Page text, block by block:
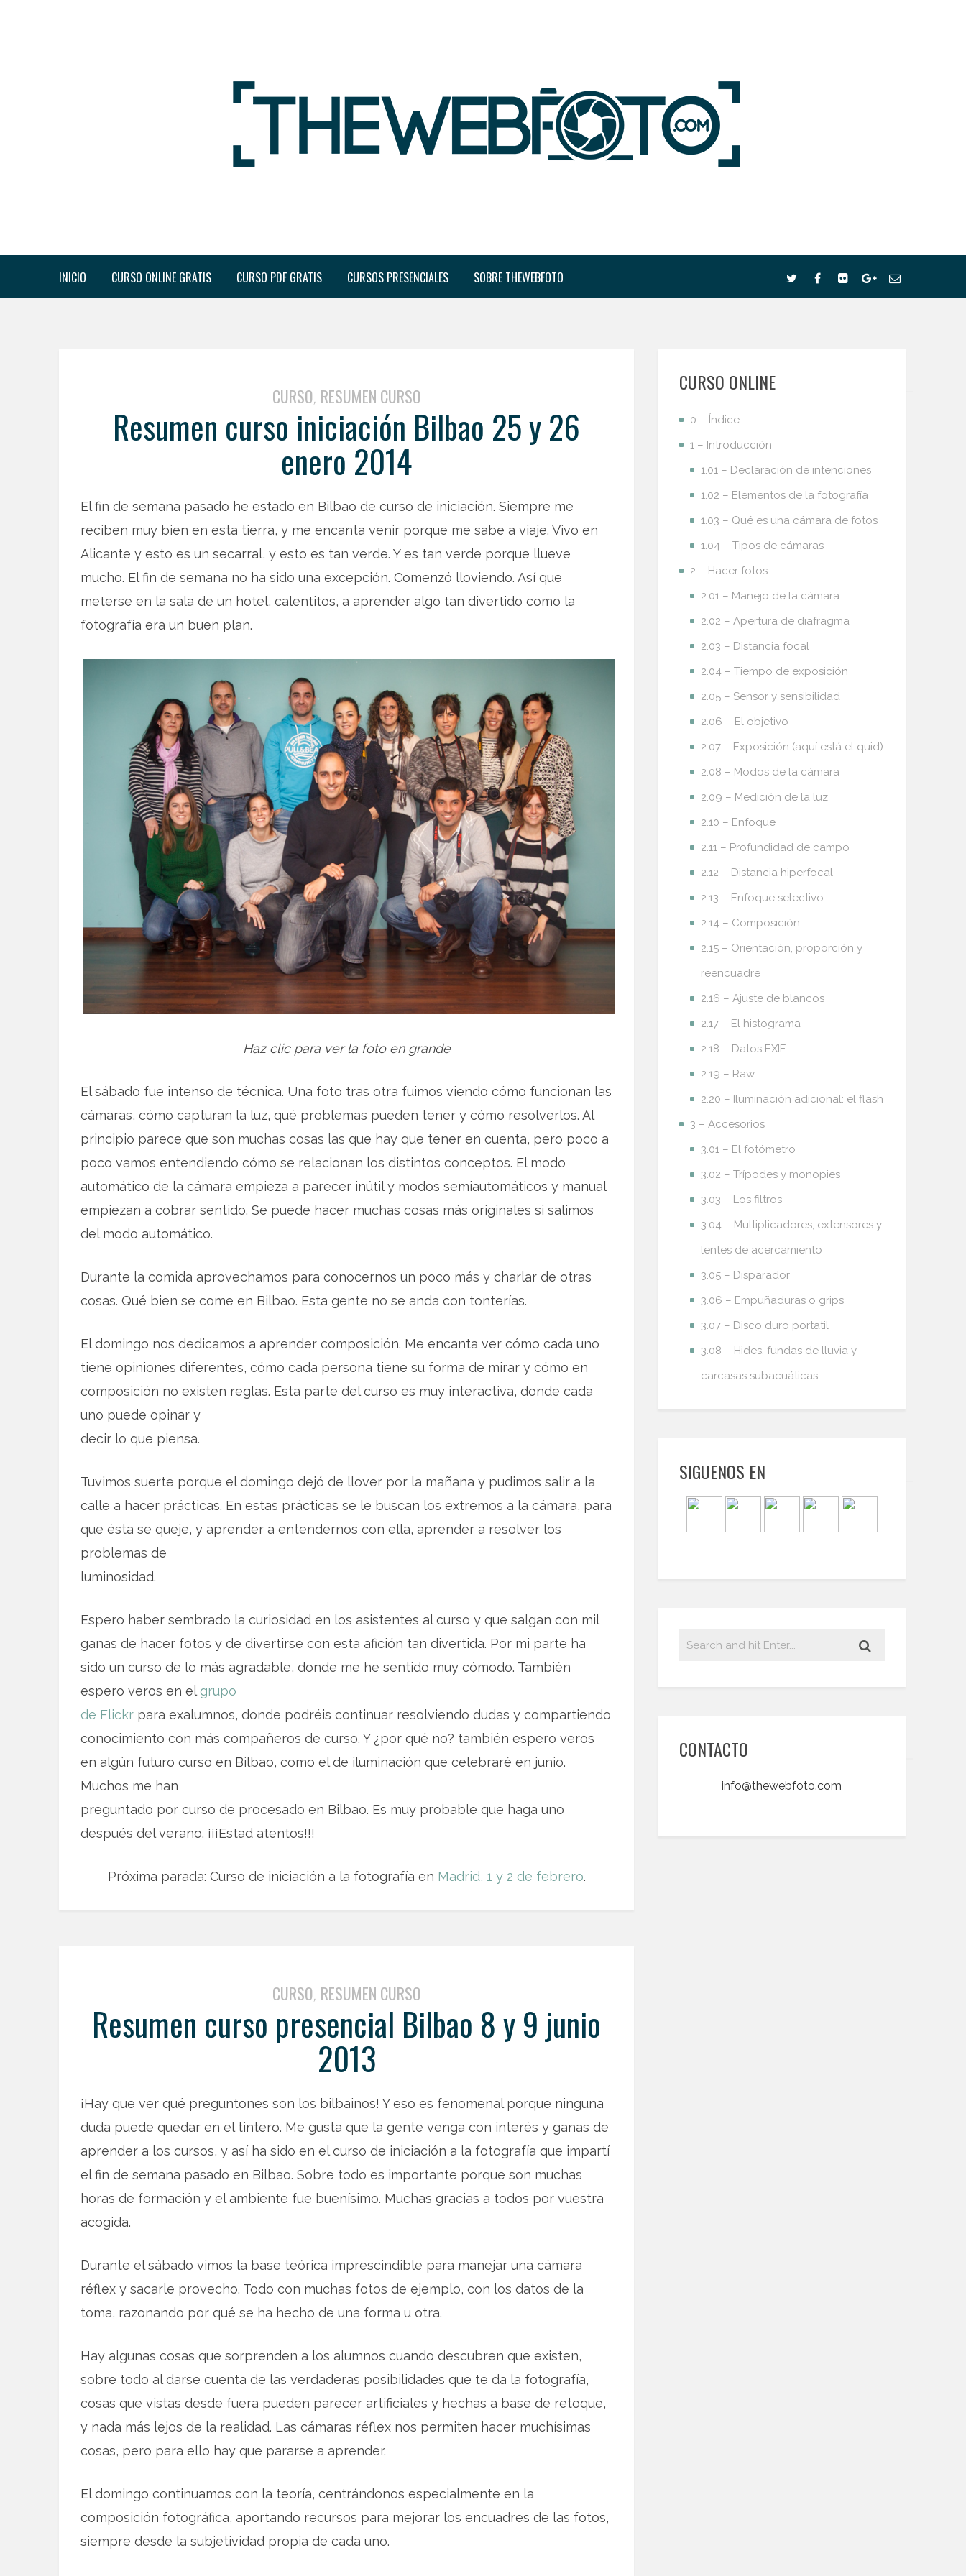
INICIO CURSO ONLINE GRATIS CURSO PDF GRATIS CURSOS PRESENCIALES SOBRE THEWEBFOTO
CURSO, RESUMEN CURSO
Resumen curso iniciación Bilbao 25 y 26
enero 2014
El fin de semana pasado he estado en Bilbao de curso de iniciación. Siempre me
reciben muy bien en esta tierra, y me encanta venir porque me sabe a viaje. Vivo en
Alicante y esto es un secarral, y esto es tan verde. Y es tan verde porque llueve
mucho. El fin de semana no ha sido una excepción. Comenzó lloviendo. Así que
meterse en la sala de un hotel, calentitos, a aprender algo tan divertido como la
fotografía era un buen plan.
Haz clic para ver la foto en grande
El sábado fue intenso de técnica. Una foto tras otra fuimos viendo cómo funcionan las
cámaras, cómo capturan la luz, qué problemas pueden tener y cómo resolverlos. Al
principio parece que son muchas cosas las que hay que tener en cuenta, pero poco a
poco vamos entendiendo cómo se relacionan los distintos conceptos. El modo
automático de la cámara empieza a parecer inútil y modos semiautomáticos y manual
empiezan a cobrar sentido. Se puede hacer muchas cosas más originales si salimos
del modo automático.
Durante la comida aprovechamos para conocernos un poco más y charlar de otras
cosas. Qué bien se come en Bilbao. Esta gente no se anda con tonterías.
El domingo nos dedicamos a aprender composición. Me encanta ver cómo cada uno
tiene opiniones diferentes, cómo cada persona tiene su forma de mirar y cómo en
composición no existen reglas. Esta parte del curso es muy interactiva, donde cada
uno puede opinar y
decir lo que piensa.
Tuvimos suerte porque el domingo dejó de llover por la mañana y pudimos salir a la
calle a hacer prácticas. En estas prácticas se le buscan los extremos a la cámara, para
que ésta se queje, y aprender a entendernos con ella, aprender a resolver los
problemas de
luminosidad.
Espero haber sembrado la curiosidad en los asistentes al curso y que salgan con mil
ganas de hacer fotos y de divertirse con esta afición tan divertida. Por mi parte ha
sido un curso de lo más agradable, donde me he sentido muy cómodo. También
espero veros en el grupo
de Flickr para exalumnos, donde podréis continuar resolviendo dudas y compartiendo
conocimiento con más compañeros de curso. Y ¿por qué no? también espero veros
en algún futuro curso en Bilbao, como el de iluminación que celebraré en junio.
Muchos me han
preguntado por curso de procesado en Bilbao. Es muy probable que haga uno
después del verano. ¡¡¡Estad atentos!!!
Próxima parada: Curso de iniciación a la fotografía en Madrid, 1 y 2 de febrero.
CURSO, RESUMEN CURSO
Resumen curso presencial Bilbao 8 y 9 junio
2013
¡Hay que ver qué preguntones son los bilbainos! Y eso es fenomenal porque ninguna
duda puede quedar en el tintero. Me gusta que la gente venga con interés y ganas de
aprender a los cursos, y así ha sido en el curso de iniciación a la fotografía que impartí
el fin de semana pasado en Bilbao. Sobre todo es importante porque son muchas
horas de formación y el ambiente fue buenísimo. Muchas gracias a todos por vuestra
acogida.
Durante el sábado vimos la base teórica imprescindible para manejar una cámara
réflex y sacarle provecho. Todo con muchas fotos de ejemplo, con los datos de la
toma, razonando por qué se ha hecho de una forma u otra.
Hay algunas cosas que sorprenden a los alumnos cuando descubren que existen,
sobre todo al darse cuenta de las verdaderas posibilidades que te da la fotografía,
cosas que vistas desde fuera pueden parecer artificiales y hechas a base de retoque,
y nada más lejos de la realidad. Las cámaras réflex nos permiten hacer muchísimas
cosas, pero para ello hay que pararse a aprender.
El domingo continuamos con la teoría, centrándonos especialmente en la
composición fotográfica, aportando recursos para mejorar los encuadres de las fotos,
siempre desde la subjetividad propia de cada uno.
CURSO ONLINE
0 – Índice
1 – Introducción
1.01 – Declaración de intenciones
1.02 – Elementos de la fotografía
1.03 – Qué es una cámara de fotos
1.04 – Tipos de cámaras
2 – Hacer fotos
2.01 – Manejo de la cámara
2.02 – Apertura de diafragma
2.03 – Distancia focal
2.04 – Tiempo de exposición
2.05 – Sensor y sensibilidad
2.06 – El objetivo
2.07 – Exposición (aquí está el quid)
2.08 – Modos de la cámara
2.09 – Medición de la luz
2.10 – Enfoque
2.11 – Profundidad de campo
2.12 – Distancia hiperfocal
2.13 – Enfoque selectivo
2.14 – Composición
2.15 – Orientación, proporción y
reencuadre
2.16 – Ajuste de blancos
2.17 – El histograma
2.18 – Datos EXIF
2.19 – Raw
2.20 – Iluminación adicional: el flash
3 – Accesorios
3.01 – El fotómetro
3.02 – Trípodes y monopies
3.03 – Los filtros
3.04 – Multiplicadores, extensores y
lentes de acercamiento
3.05 – Disparador
3.06 – Empuñaduras o grips
3.07 – Disco duro portatil
3.08 – Hides, fundas de lluvia y
carcasas subacuáticas
SIGUENOS EN
CONTACTO
info@thewebfoto.com